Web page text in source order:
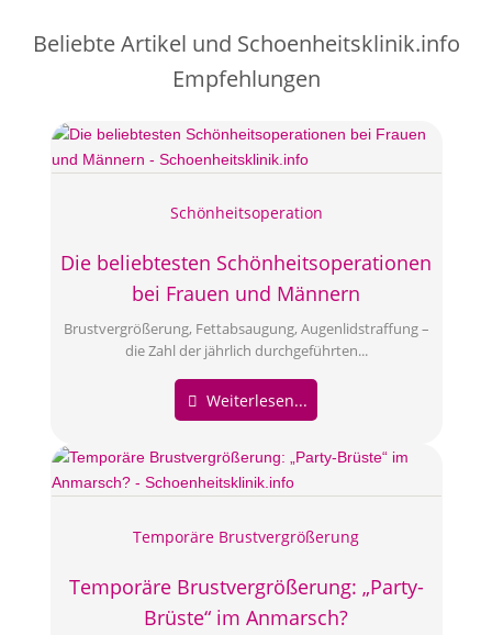
Beliebte Artikel und Schoenheitsklinik.info
Empfehlungen
Die beliebtesten Schönheitsoperationen
bei Frauen und Männern
Schönheitsoperation
Brustvergrößerung, Fettabsaugung, Augenlidstraffung –
die Zahl der jährlich durchgeführten...
Weiterlesen...
Temporäre Brustvergrößerung: „Party-
Brüste“ im Anmarsch?
Temporäre Brustvergrößerung